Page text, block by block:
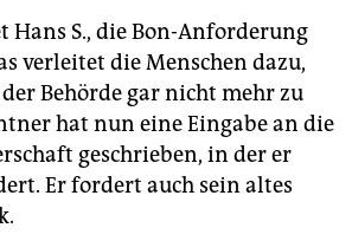
Hans S., die Bon-Anforderung
verleitet die Menschen dazu,
Behörde gar nicht mehr zu
hat nun eine Eingabe an die
geschrieben, in der er
Er fordert auch sein altes